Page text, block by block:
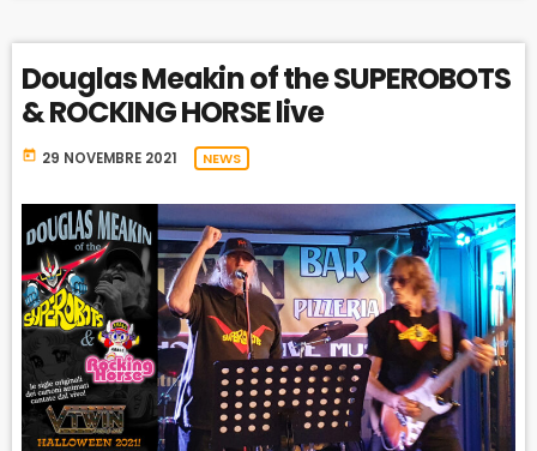
Douglas Meakin of the SUPEROBOTS
& ROCKING HORSE live
today 29 NOVEMBRE 2021 NEWS